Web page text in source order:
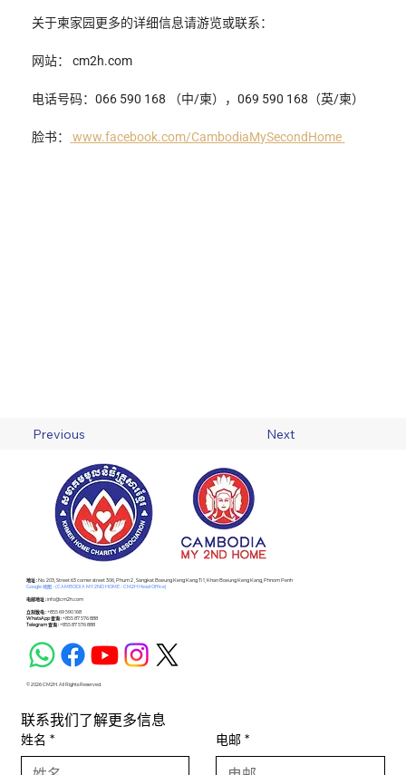
关于柬家园更多的详细信息请游览或联系：
网站： cm2h.com
电话号码：066 590 168 （中/柬），069 590 168（英/柬）
脸书： www.facebook.com/CambodiaMySecondHome
Previous Next
​地址 :No. 203, Street 63 corner street 306, Phum 2 , Sangkat Boeung Keng Kang Ti 1, Khan Boeung Keng Kang, Phnom Penh
Google 地图 - (CAMBODIA MY 2ND HOME - CM2H Head Office)
电邮地址 :info@cm2h.com
立刻致电 :+855 69 590 168
WhatsApp 查询 :+855 87 576 888
Telegram 查询 :+855 87 576 888
© 2026 CM2H. All Rights Reserved.
联系我们了解更多信息
姓名 * 电邮 *